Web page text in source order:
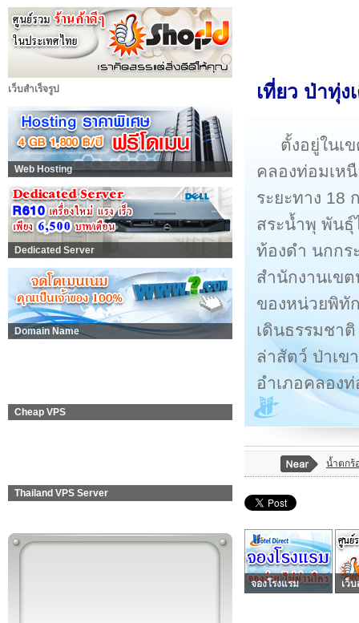
เว็บสำเร็จรูป
Web Hosting
Dedicated Server
Domain Name
Cheap VPS
Thailand VPS Server
เที่ยว ป่าทุ่ง
ตั้งอยู่ในเ
คลองท่อมเห
ระยะทาง 18
สระน้ำพุ พันธุ์
ท้องดำ นกกร
สำนักงานเข
ของหน่วยพิทั
เดินธรรมชา
ล่าสัตว์ ป่าเข
อำเภอคลอง
น้ำตกร้
จองโรงแรม เว็